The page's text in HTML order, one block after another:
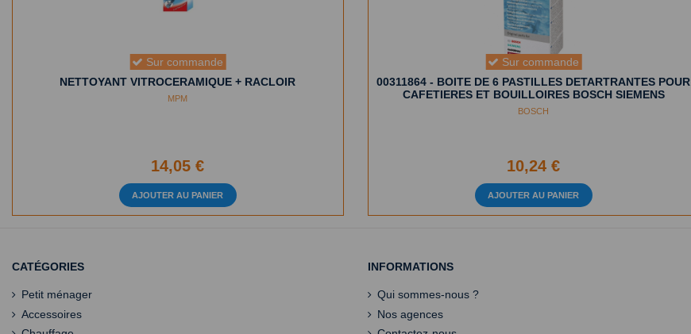
Sur commande
NETTOYANT VITROCERAMIQUE + RACLOIR
MPM
14,05 €
AJOUTER AU PANIER
Sur commande
00311864 - BOITE DE 6 PASTILLES DETARTRANTES POUR
CAFETIERES ET BOUILLOIRES BOSCH SIEMENS
BOSCH
10,24 €
AJOUTER AU PANIER
CATÉGORIES
Petit ménager
Accessoires
INFORMATIONS
Qui sommes-nous ?
Nos agences